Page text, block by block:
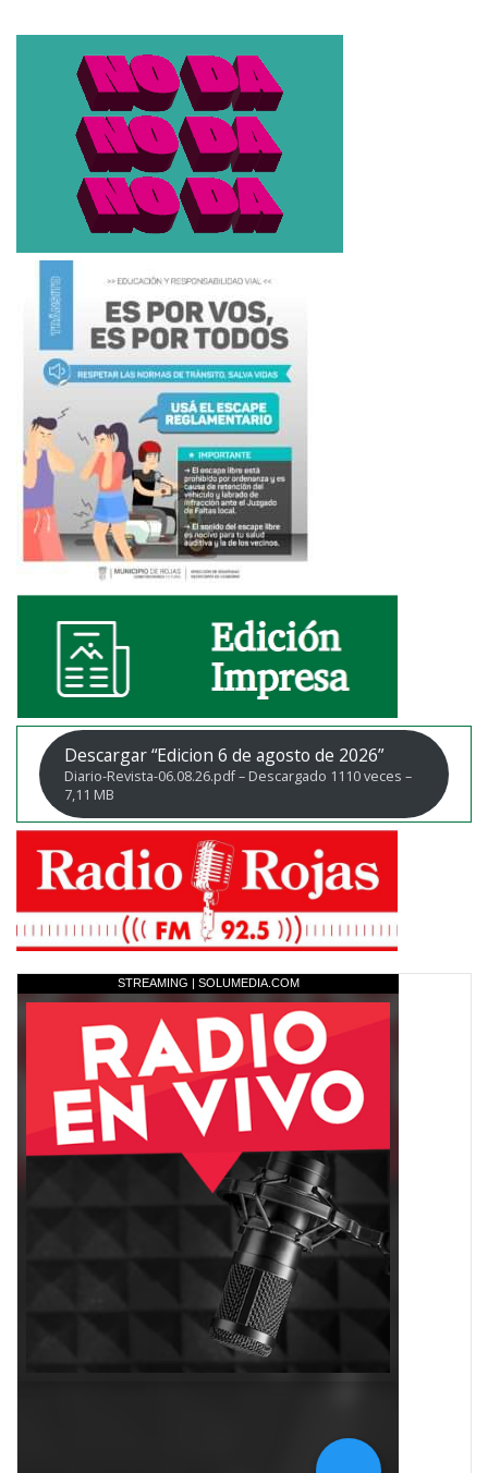
Descargar “Edicion 6 de agosto de 2026”
Diario-Revista-06.08.26.pdf – Descargado 1110 veces –
7,11 MB